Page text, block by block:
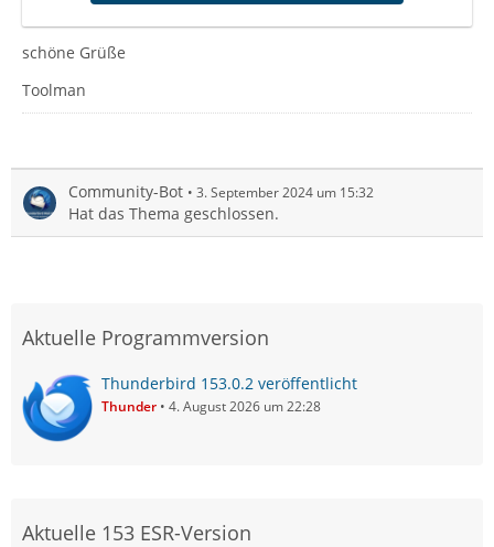
schöne Grüße
Toolman
Community-Bot 3. September 2024 um 15:32
Hat das Thema geschlossen.
Aktuelle Programmversion
Thunderbird 153.0.2 veröffentlicht
Thunder 4. August 2026 um 22:28
Aktuelle 153 ESR-Version